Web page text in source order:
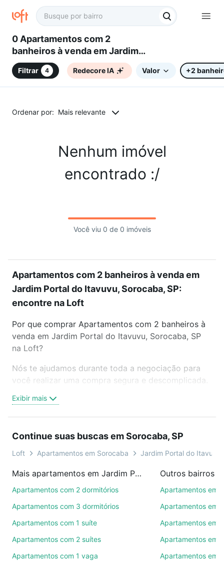
0 Apartamentos com 2
banheiros à venda em Jardim
Portal do Itavuvu, Sorocaba, SP
Filtrar 4 Redecore IA Valor +2
Ordenar por: Mais relevante
Nenhum imóvel
encontrado :/
Você viu 0 de 0 imóveis
Apartamentos com 2 banheiros à venda em
Jardim Portal do Itavuvu, Sorocaba, SP:
encontre na Loft
Por que comprar Apartamentos com 2 banheiros à
venda em Jardim Portal do Itavuvu, Sorocaba, SP
na Loft?
Nós te ajudamos durante toda a negociação para
você realizar uma compra segura e descomplicada.
trabalho e do metrô, aqui você vai encontrar a
oferta ideal de Apartamentos com 2 banheiros à
para conquistar seu sonho. Agende uma visita
presencial ou por videochamada, é grátis, sem
mil corretores e imobiliárias te ajudando na compra,
venda ou troca de imóveis.
Como escolher um imóvel?
Use barra de busca no topo para pesquisar por
ruas, bairros e até condomínios favoritos. Você
também pode usar os filtros como quantidade de
Exibir mais
Continue suas buscas em Sorocaba, SP
Loft Apartamentos em Sorocaba Jardim Portal do Itavuvu
Mais apartamentos em Jardim Portal do Itavuvu
Apartamentos com 2 dormitórios
Apartamentos com 3 dormitórios
Apartamentos com 1 suíte
Apartamentos com 2 suítes
Apartamentos com 1 vaga
Outros bairros
Apartamentos em
Apartamentos em
Apartamentos em
Apartamentos em
Apartamentos em